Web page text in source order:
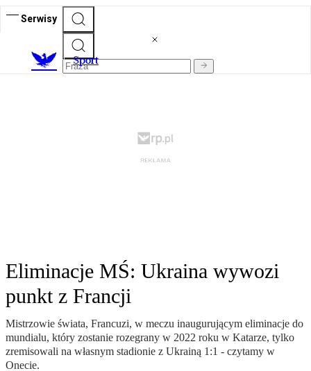
Serwisy
Sport
Eliminacje MŚ: Ukraina wywozi
punkt z Francji
Mistrzowie świata, Francuzi, w meczu inaugurującym eliminacje do
mundialu, który zostanie rozegrany w 2022 roku w Katarze, tylko
zremisowali na własnym stadionie z Ukrainą 1:1 - czytamy w
Onecie.